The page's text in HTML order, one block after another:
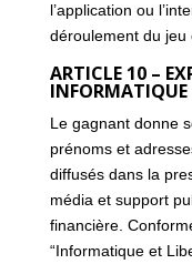
l’application ou
déroulement du jeu
ARTICLE 10 –
INFORMATIQUE
Le gagnant donne
prénoms et
diffusés dans la
média et support
financière.
“Informatique et